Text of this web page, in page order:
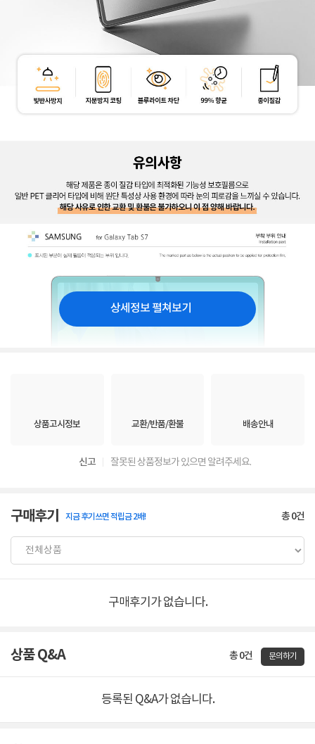
상세정보 펼쳐보기
상품고시정보 교환/반품/환불 배송안내
신고 잘못된 상품정보가 있으면 알려주세요.
구매후기 지금 후기쓰면 적립금 2배! 총0건
구매후기가 없습니다.
상품 Q&A 총 0건 문의하기
등록된 Q&A가 없습니다.